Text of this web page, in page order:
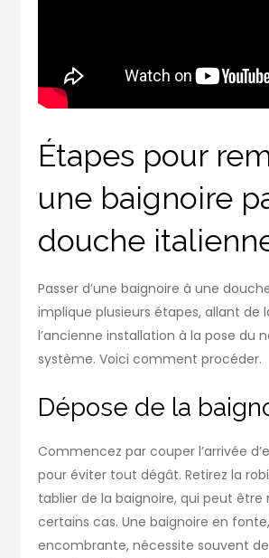
Étapes pour
une baignoire
douche
Passer d’une baignoire à une
implique plusieurs étapes, allant de
l’ancienne installation à la pose du
système. Voici comment procéder.
Dépose de la
Commencez par couper l’arrivée
pour éviter tout dégât. Retirez la
tablier de la baignoire, qui peut être
certains cas. Une baignoire en
encombrante, nécessite souvent